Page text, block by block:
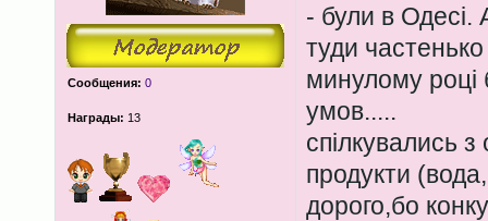
Сообщения: 0
Награды: 13
- були в Одесі.
туди частенько
минулому році
умов.....
спілкувались
продукти
дорого,бо